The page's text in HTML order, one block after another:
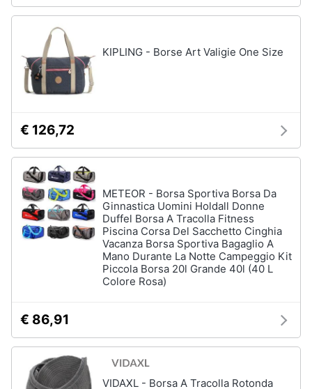
KIPLING - Borse Art Valigie One Size
€ 126,72
METEOR - Borsa Sportiva Borsa Da
Ginnastica Uomini Holdall Donne
Duffel Borsa A Tracolla Fitness
Piscina Corsa Del Sacchetto Cinghia
Vacanza Borsa Sportiva Bagaglio A
Mano Durante La Notte Campeggio Kit
Piccola Borsa 20l Grande 40l (40 L
Colore Rosa)
€ 86,91
VIDAXL - Borsa A Tracolla Rotonda